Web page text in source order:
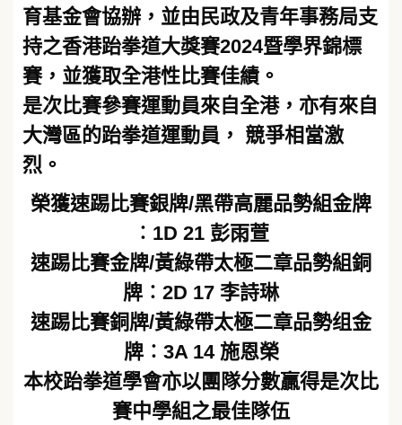
育基金會協辦，並由民政及青年事務局支
持之香港跆拳道大獎賽2024暨學界錦標
賽，並獲取全港性比賽佳績。
是次比賽參賽運動員來自全港，亦有來自
大灣區的跆拳道運動員， 競爭相當激
烈。
榮獲速踢比賽銀牌/黑帶高麗品勢組金牌
︰1D 21 彭雨萱
速踢比賽金牌/黃綠帶太極二章品勢組銅
牌︰2D 17 李詩琳
速踢比賽銅牌/黃綠帶太極二章品勢组金
牌︰3A 14 施恩榮
本校跆拳道學會亦以團隊分數贏得是次比
賽中學組之最佳隊伍